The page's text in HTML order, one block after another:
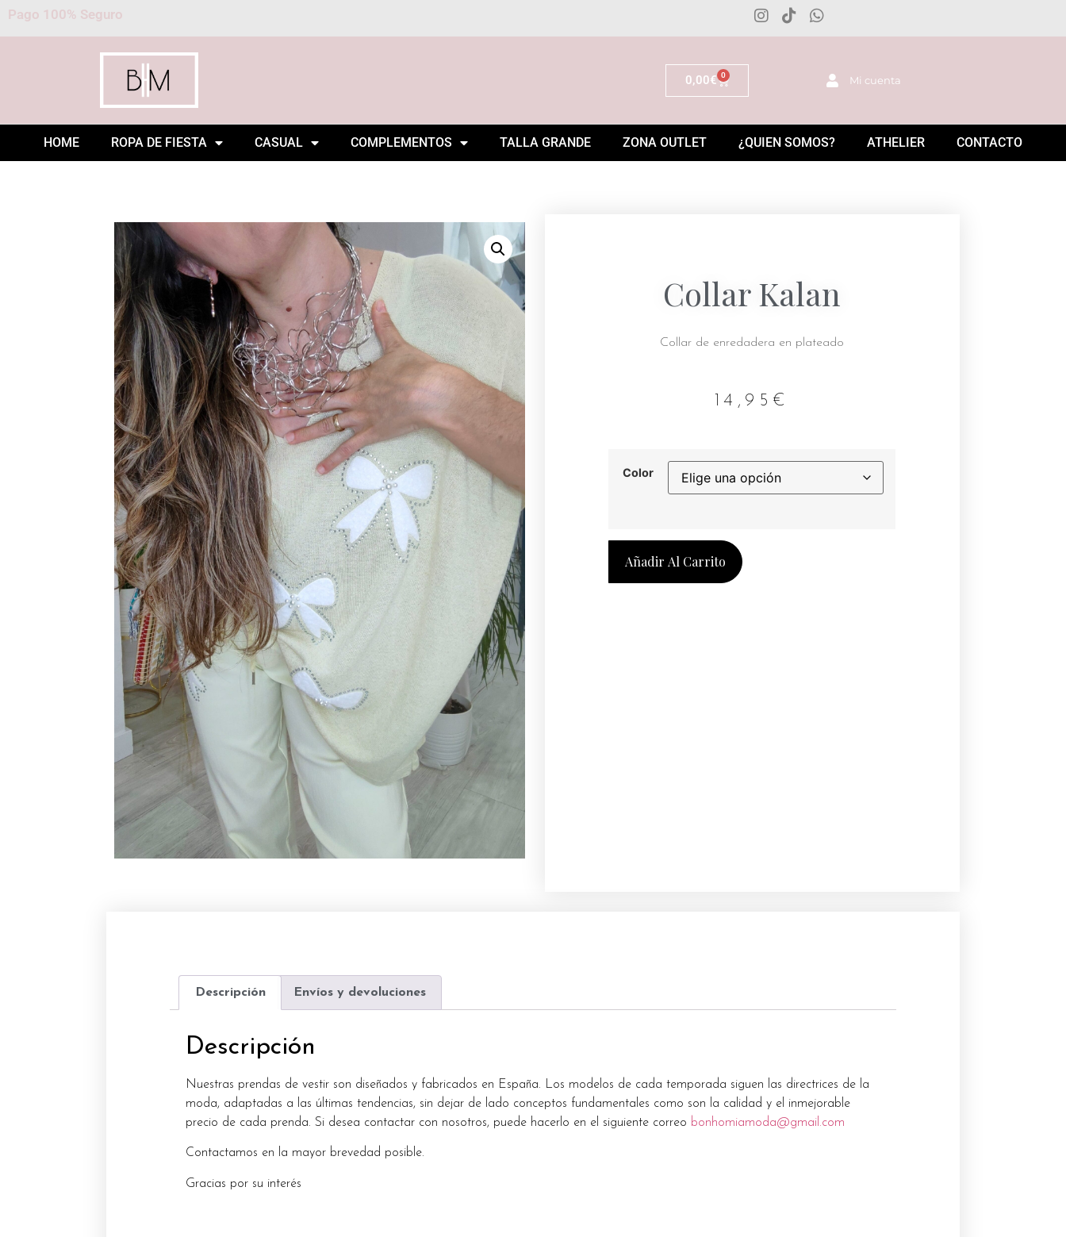
Pago 100% Seguro
0,00€ 0 Mi cuenta
HOME ROPA DE FIESTA CASUAL COMPLEMENTOS TALLA GRANDE ZONA OUTLET ¿QUIEN SOMOS? ATHELIER CONTACTO
Collar Kalan
Collar de enredadera en plateado
14,95 €
Color
Añadir Al Carrito
Descripción Envíos y devoluciones
Descripción
Nuestras prendas de vestir son diseñados y fabricados en España. Los modelos de cada temporada siguen las directrices de la
moda, adaptadas a las últimas tendencias, sin dejar de lado conceptos fundamentales como son la calidad y el inmejorable
precio de cada prenda. Si desea contactar con nosotros, puede hacerlo en el siguiente correo bonhomiamoda@gmail.com
Contactamos en la mayor brevedad posible.
Gracias por su interés